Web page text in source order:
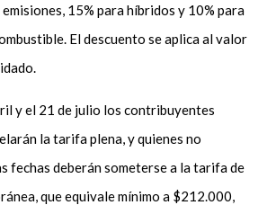
15% para híbridos y 10% para
El descuento se aplica al valor
y el 21 de julio los contribuyentes
la tarifa plena, y quienes no
fechas deberán someterse a la tarifa de
que equivale mínimo a $212.000,